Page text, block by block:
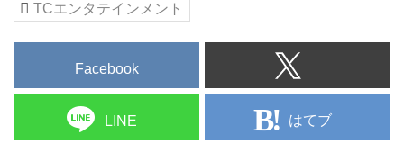
TCエンタテインメント
Facebook
LINE はてブ